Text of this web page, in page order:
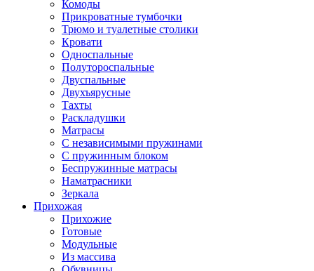
Комоды
Прикроватные тумбочки
Трюмо и туалетные столики
Кровати
Односпальные
Полутороспальные
Двуспальные
Двухъярусные
Тахты
Раскладушки
Матрасы
С независимыми пружинами
С пружинным блоком
Беспружинные матрасы
Наматрасники
Зеркала
Прихожая
Прихожие
Готовые
Модульные
Из массива